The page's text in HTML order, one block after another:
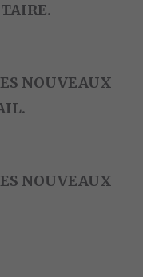
NOUVEAUX
NOUVEAUX